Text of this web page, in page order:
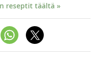
reseptit täältä »